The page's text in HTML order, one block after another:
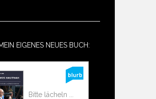
EIGENES NEUES BUCH:
Bitte lächeln ...